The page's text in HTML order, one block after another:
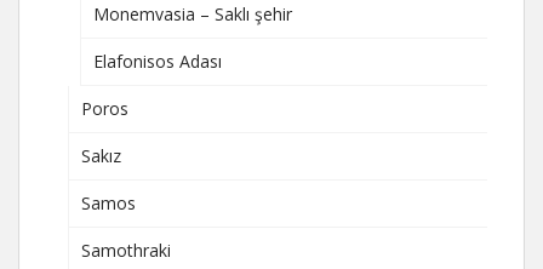
Monemvasia – Saklı şehir
Elafonisos Adası
Poros
Sakız
Samos
Samothraki